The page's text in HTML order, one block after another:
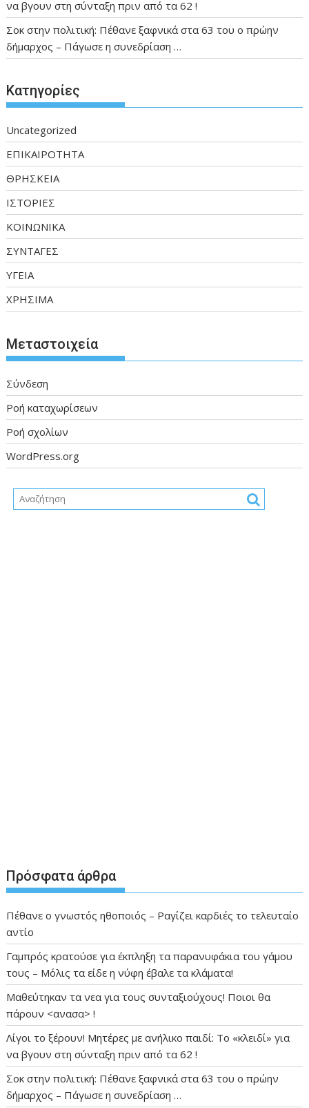
να βγουν στη σύνταξη πριν από τα 62 !
Σοκ στην πολιτική: Πέθανε ξαφνικά στα 63 του ο πρώην
δήμαρχος – Πάγωσε η συνεδρίαση …
Kατηγορίες
Uncategorized
ΕΠΙΚΑΙΡΟΤΗΤΑ
ΘΡΗΣΚΕΙΑ
ΙΣΤΟΡΙΕΣ
ΚΟΙΝΩΝΙΚΑ
ΣΥΝΤΑΓΕΣ
ΥΓΕΙΑ
ΧΡΗΣΙΜΑ
Μεταστοιχεία
Σύνδεση
Ροή καταχωρίσεων
Ροή σχολίων
WordPress.org
Πρόσφατα άρθρα
Πέθανε ο γνωστός ηθοποιός – Ραγίζει καρδιές το τελευταίο
αντίο
Γαμπρός κρατούσε για έκπληξη τα παρανυφάκια του γάμου
τους – Μόλις τα είδε η νύφη έβαλε τα κλάματα!
Μαθεύτηκαν τα νεα για τους συνταξιούχους! Ποιοι θα
πάρουν <ανασα> !
Λίγοι το ξέρουν! Μητέρες με ανήλικο παιδί: Το «κλειδί» για
να βγουν στη σύνταξη πριν από τα 62 !
Σοκ στην πολιτική: Πέθανε ξαφνικά στα 63 του ο πρώην
δήμαρχος – Πάγωσε η συνεδρίαση …